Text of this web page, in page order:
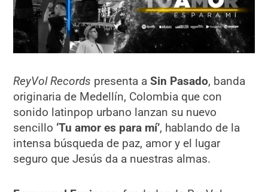
ReyVol Records presenta aSin Pasado, banda
originaria de Medellín, Colombia que con
sonido latinpop urbano lanzan su nuevo
sencillo ‘Tu amor es para mí’, hablando de la
intensa búsqueda de paz, amor y el lugar
seguro que Jesús da a nuestras almas.